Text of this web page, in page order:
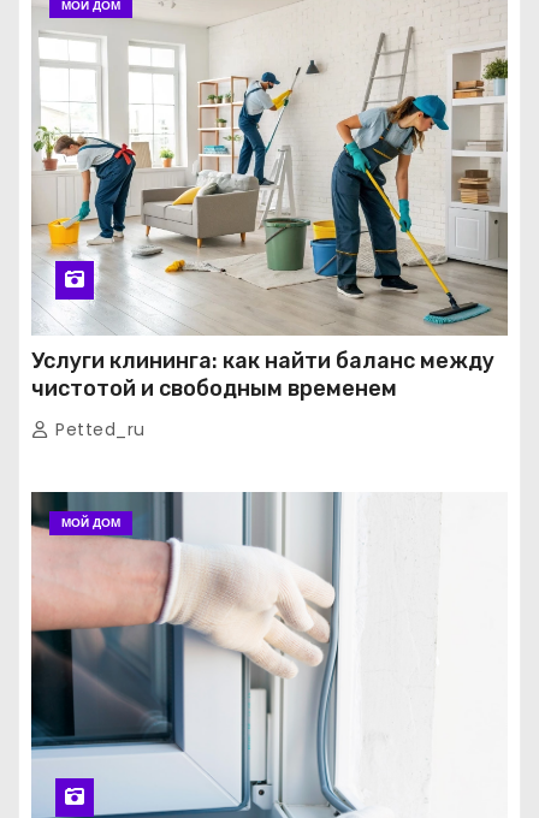
МОЙ ДОМ
Услуги клининга: как найти баланс между
чистотой и свободным временем
Petted_ru
МОЙ ДОМ